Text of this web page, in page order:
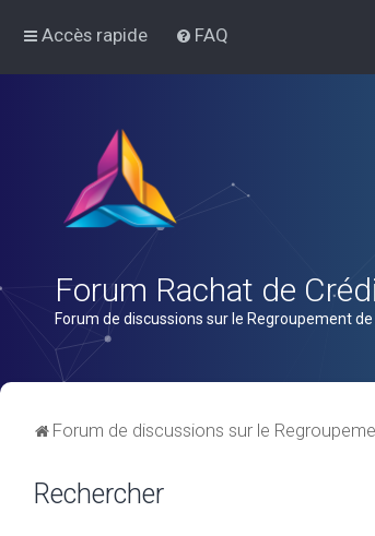
Accès rapide FAQ
Forum Rachat de
Forum de discussions sur le Regroupement
Forum de discussions sur le
Rechercher